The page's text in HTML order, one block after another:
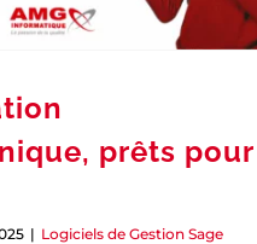
prêts pour
| Logiciels de Gestion Sage